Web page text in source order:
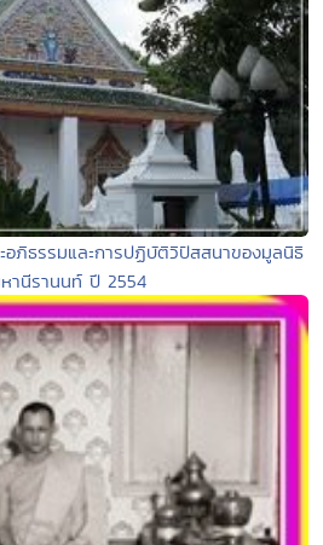
ภิธรรมและการปฏิบัติวิปัสสนาของมูลนิธิ
านีรานนท์ ปี 2554